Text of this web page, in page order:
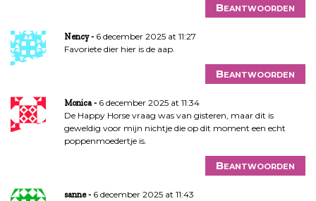
Beantwoorden
Nency
6 december 2025 at 11:27
Favoriete dier hier is de aap.
Beantwoorden
Monica
6 december 2025 at 11:34
De Happy Horse vraag was van gisteren, maar dit is
geweldig voor mijn nichtje die op dit moment een echt
poppenmoedertje is.
Beantwoorden
sanne
6 december 2025 at 11:43